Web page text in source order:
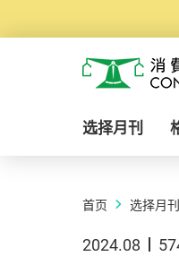
消费者委员会
选择月刊
首页 选择月刊
2024.08